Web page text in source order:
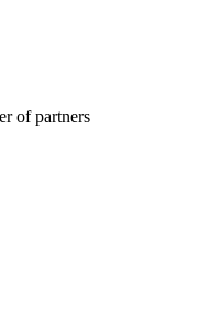
of partners